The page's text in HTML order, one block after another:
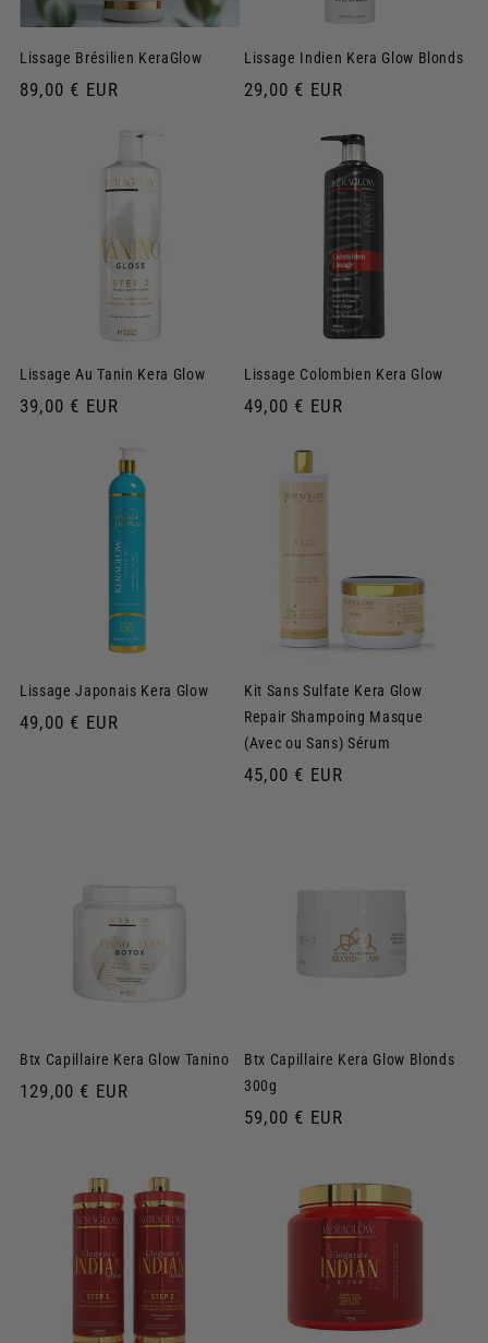
Lissage Brésilien KeraGlow
Prix
89,00 € EUR
Lissage Indien Kera Glow Blonds
Prix
29,00 € EUR
Lissage Au Tanin Kera Glow
Prix
39,00 € EUR
Lissage Colombien Kera Glow
Prix
49,00 € EUR
Lissage Japonais Kera Glow
Prix
49,00 € EUR
Kit Sans Sulfate Kera Glow
Repair Shampoing Masque
(Avec ou Sans) Sérum
Prix
45,00 € EUR
Btx Capillaire Kera Glow Tanino
Prix
129,00 € EUR
Btx Capillaire Kera Glow Blonds
300g
Prix
59,00 € EUR